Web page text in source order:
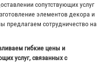
сопутствующих услуг
элементов декора и
предлагаем сотрудничество на
гибкие цены и
услуг, связанных с